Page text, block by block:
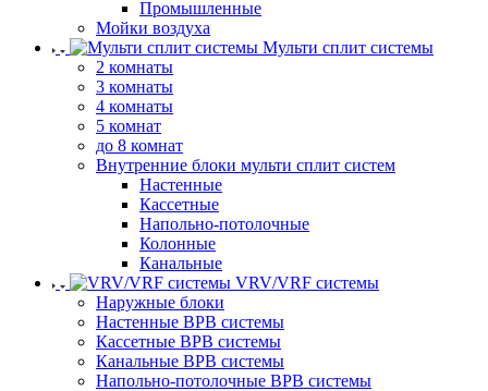
Промышленные
Мойки воздуха
Мульти сплит системы
2 комнаты
3 комнаты
4 комнаты
5 комнат
до 8 комнат
Внутренние блоки мульти сплит систем
Настенные
Кассетные
Напольно-потолочные
Колонные
Канальные
VRV/VRF системы
Наружные блоки
Настенные ВРВ системы
Кассетные ВРВ системы
Канальные ВРВ системы
Напольно-потолочные ВРВ системы